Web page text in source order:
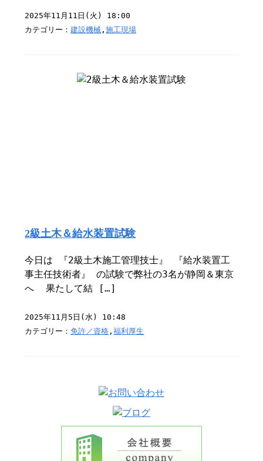
2025年11月11日(火) 18:00
カテゴリー：建設機械 ,施工現場
2級土木＆給水装置試験
今日は 『2級土木施工管理技士』 『給水装置工
事主任技術者』 の試験で弊社の3名が静岡＆東京
へ ⁡ 果たして結 […]
2025年11月5日(水) 10:48
カテゴリー：免許／資格 ,福利厚生